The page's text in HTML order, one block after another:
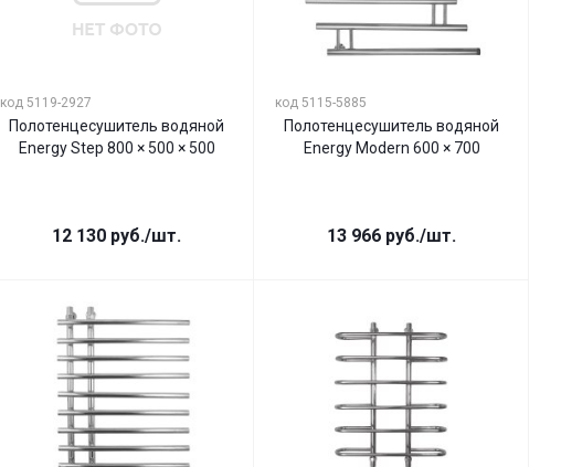
код 5119-2927
Полотенцесушитель водяной
Energy Step 800 × 500 × 500
12 130 руб./шт.
код 5115-5885
Полотенцесушитель водяной
Energy Modern 600 × 700
13 966 руб./шт.